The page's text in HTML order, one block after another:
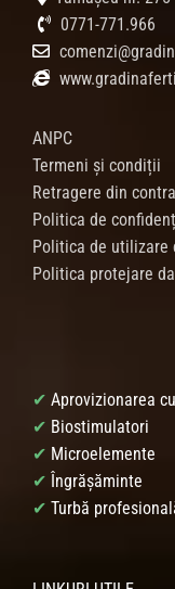
0771-771.966
ANPC
Termeni și condiții
Retragere din
Politica de
Politica de utilizare
Politica protejare
✔ Aprovizionarea
✔ Biostimulatori
✔ Microelemente
✔ Îngrășăminte
✔ Turbă